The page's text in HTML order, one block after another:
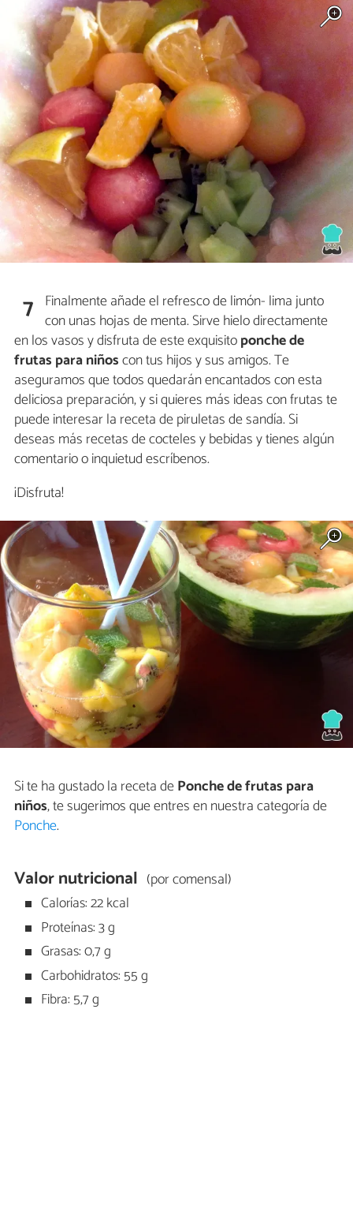
7 Finalmente añade el refresco de limón- lima junto
con unas hojas de menta. Sirve hielo directamente
en los vasos y disfruta de este exquisitoponche de
frutas para niñoscon tus hijos y sus amigos. Te
aseguramos que todos quedarán encantados con esta
deliciosa preparación, y si quieres más ideas con frutas te
puede interesar la receta de piruletas de sandía. Si
deseas más recetas de cocteles y bebidas y tienes algún
comentario o inquietud escríbenos.
¡Disfruta!
Si te ha gustado la receta dePonche de frutas para
niños, te sugerimos que entres en nuestra categoría de
Ponche.
Valor nutricional (por comensal)
Calorías: 22 kcal
Proteínas: 3 g
Grasas: 0,7 g
Carbohidratos: 55 g
Fibra: 5,7 g